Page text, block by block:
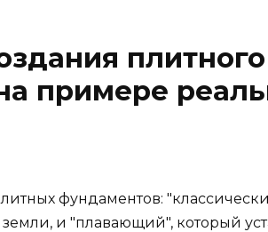
плитного
примере
фундаментов:
и "плавающий", который